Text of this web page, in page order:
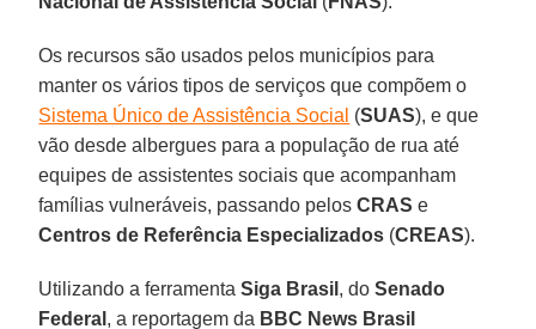
Os recursos são usados pelos municípios para
manter os vários tipos de serviços que compõem o
Sistema Único de Assistência Social (SUAS), e que
vão desde albergues para a população de rua até
equipes de assistentes sociais que acompanham
famílias vulneráveis, passando pelosCRAS e
Centros de Referência Especializados (CREAS).
Utilizando a ferramentaSiga Brasil , doSenado
Federal , a reportagem da BBC News Brasil